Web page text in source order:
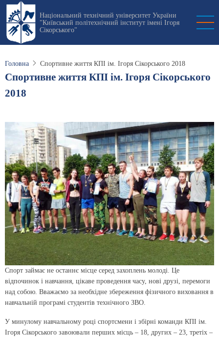
Перейти
основного
вмісту
Національний технічний університет України
"Київський політехнічний інститут імені Ігоря
Сікорського"
Головна Спортивне життя КПІ ім. Ігоря Сікорського 2018
Спортивне життя КПІ ім. Ігоря Сікорського
2018
Спорт займає не останнє місце серед захоплень молоді. Це
відпочинок і навчання, цікаве проведення часу, нові друзі, перемоги
над собою. Вважаємо за необхідне збереження фізичного виховання в
навчальній програмі студентів технічного ЗВО.
У минулому навчальному році спортсмени і збірні команди КПІ ім.
Ігоря Сікорського завоювали перших місць – 18, других – 23, третіх –